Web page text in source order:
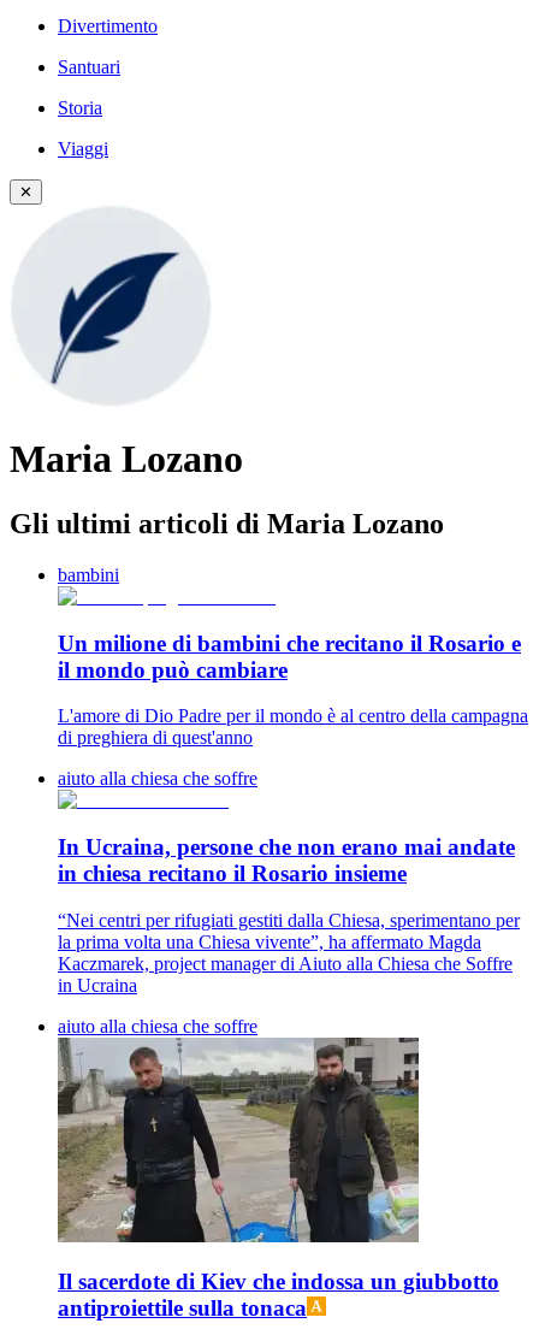
Divertimento
Santuari
Storia
Viaggi
✕
Maria Lozano
Gli ultimi articoli di Maria Lozano
bambini
Un milione di bambini che recitano il Rosario e
il mondo può cambiare
L'amore di Dio Padre per il mondo è al centro della campagna
di preghiera di quest'anno
aiuto alla chiesa che soffre
In Ucraina, persone che non erano mai andate
in chiesa recitano il Rosario insieme
“Nei centri per rifugiati gestiti dalla Chiesa, sperimentano per
la prima volta una Chiesa vivente”, ha affermato Magda
Kaczmarek, project manager di Aiuto alla Chiesa che Soffre
in Ucraina
aiuto alla chiesa che soffre
Il sacerdote di Kiev che indossa un giubbotto
antiproiettile sulla tonaca